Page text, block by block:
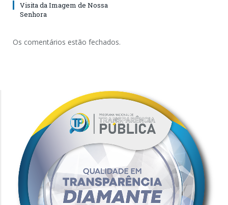
Visita da Imagem de Nossa
Senhora
Os comentários estão fechados.